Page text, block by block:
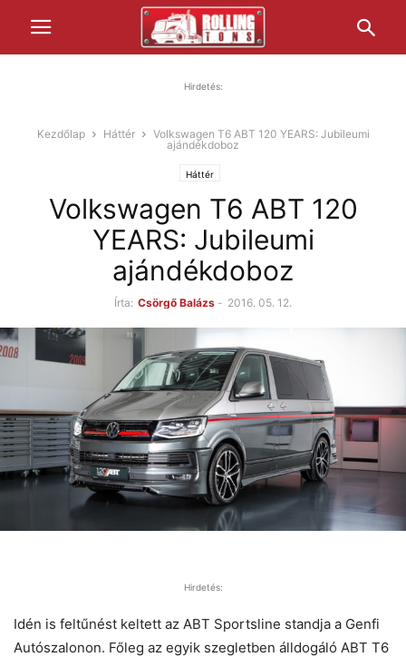
Hirdetés:
Kezdőlap Háttér
Volkswagen T6 ABT 120 YEARS: Jubileumi
ajándékdoboz
Háttér
Volkswagen T6 ABT 120
YEARS: Jubileumi
ajándékdoboz
Írta: Csörgő Balázs - 2016. 05. 12.
Hirdetés:
Idén is feltűnést keltett az ABT Sportsline standja a Genfi
Autószalonon. Főleg az egyik szegletben álldogáló ABT T6